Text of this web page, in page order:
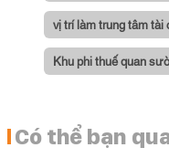
vị trí làm trung tâm tài
Khu phi thuế quan
Có thể bạn